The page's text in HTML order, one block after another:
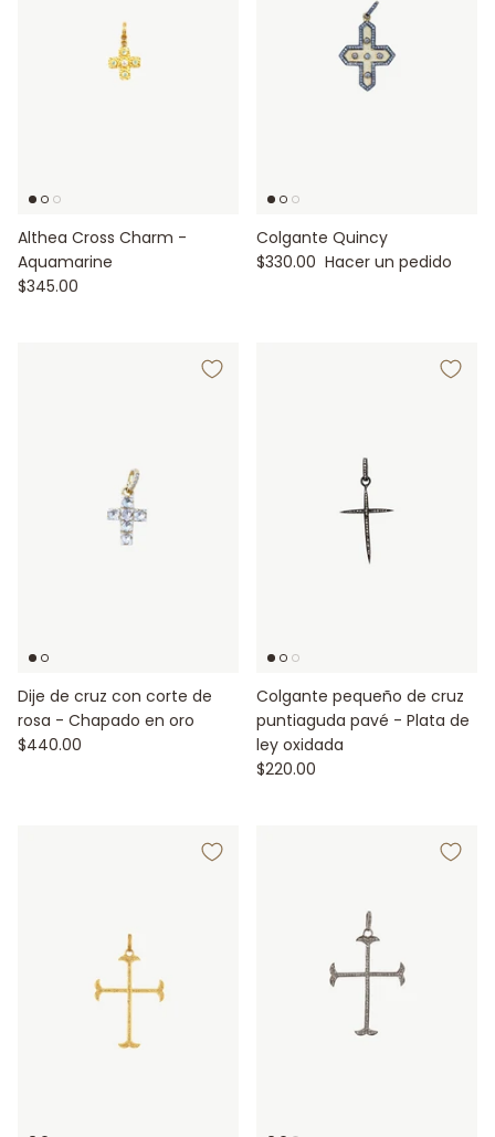
Althea Cross Charm -
Aquamarine
$345.00
Colgante Quincy
$330.00 Hacer un pedido
Dije de cruz con corte de
rosa - Chapado en oro
$440.00
Colgante pequeño de cruz
puntiaguda pavé - Plata de
ley oxidada
$220.00